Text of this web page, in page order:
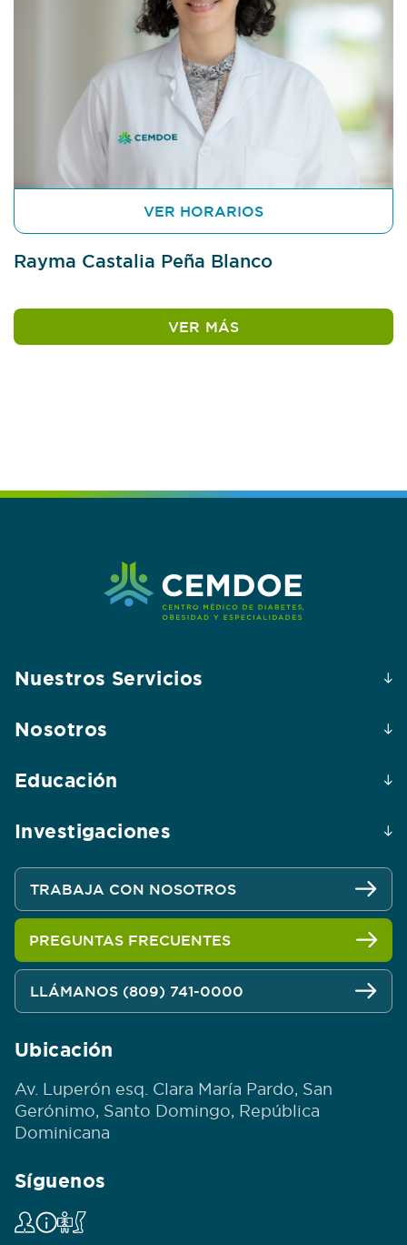
VER HORARIOS
Rayma Castalia Peña Blanco
VER MÁS
Nuestros Servicios
Nosotros
Educación
Investigaciones
TRABAJA CON NOSOTROS
PREGUNTAS FRECUENTES
LLÁMANOS (809) 741-0000
Ubicación
Av. Luperón esq. Clara María Pardo, San
Gerónimo, Santo Domingo, República
Dominicana
Síguenos